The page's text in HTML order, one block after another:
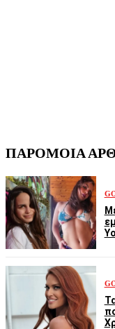
ΠΑΡΟΜΟΙΑ